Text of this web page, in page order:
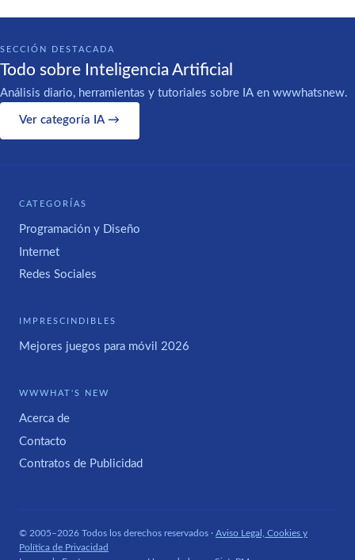
SECCIÓN DESTACADA
Todo sobre Inteligencia Artificial
Análisis diario, herramientas y tutoriales sobre IA en wwwhatsnew.
Ver categoría IA →
CATEGORÍAS
Programación y Diseño
Internet
Redes Sociales
IMPRESCINDIBLES
Mejores juegos para móvil 2026
WWWHAT'S NEW
Acerca de
Contacto
Contratos de Publicidad
© 2005–2026 Todos los derechos reservados · Aviso Legal, Cookies y
Política de Privacidad